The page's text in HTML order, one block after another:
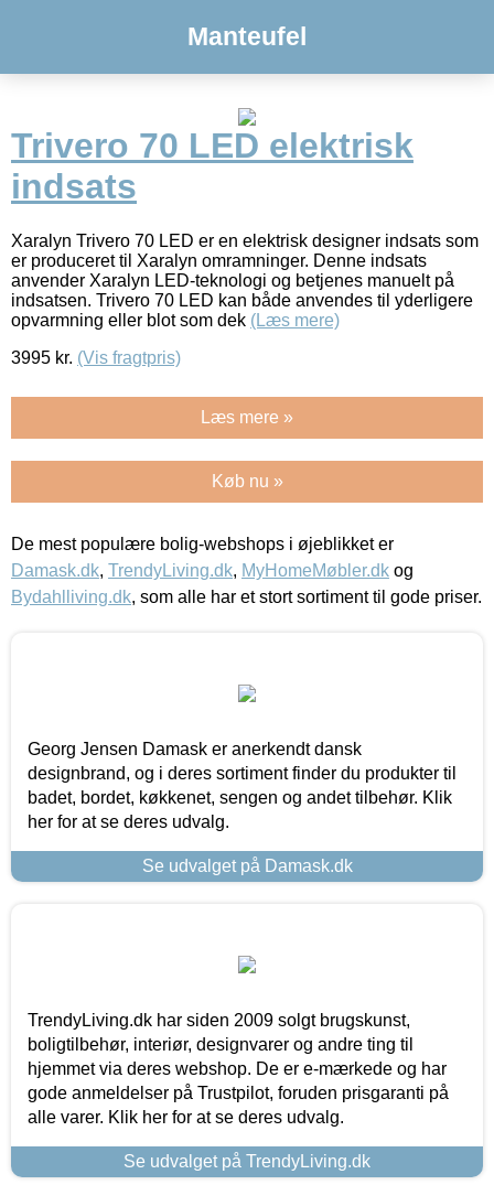
Manteufel
Trivero 70 LED elektrisk
indsats
Xaralyn Trivero 70 LED er en elektrisk designer indsats som
er produceret til Xaralyn omramninger. Denne indsats
anvender Xaralyn LED-teknologi og betjenes manuelt på
indsatsen. Trivero 70 LED kan både anvendes til yderligere
opvarmning eller blot som dek (Læs mere)
3995 kr. (Vis fragtpris)
Læs mere »
Køb nu »
De mest populære bolig-webshops i øjeblikket er
Damask.dk, TrendyLiving.dk, MyHomeMøbler.dk og
Bydahlliving.dk, som alle har et stort sortiment til gode priser.
Georg Jensen Damask er anerkendt dansk
designbrand, og i deres sortiment finder du produkter til
badet, bordet, køkkenet, sengen og andet tilbehør. Klik
her for at se deres udvalg.
Se udvalget på Damask.dk
TrendyLiving.dk har siden 2009 solgt brugskunst,
boligtilbehør, interiør, designvarer og andre ting til
hjemmet via deres webshop. De er e-mærkede og har
gode anmeldelser på Trustpilot, foruden prisgaranti på
alle varer. Klik her for at se deres udvalg.
Se udvalget på TrendyLiving.dk